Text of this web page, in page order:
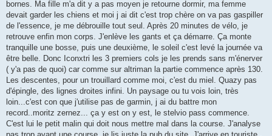
bornes. Ma fille m'a dit y a pas moyen je retourne dormir, ma femme
devait garder les chiens et moi j ai dit c'est trop chère on va pas gaspiller
de l'essence, je me débrouille tout seul. Après 20 minutes de vélo, je
retrouve enfin mon corps. J'enlève les gants et ça démarre. Ça monte
tranquille une bosse, puis une deuxième, le soleil c'est levé la journée va
être belle. Donc Iconxtri les 3 premiers cols je les prends sans m'énerver
( y'a pas de quoi) car comme sur altriman la partie commence après 130.
Les descentes, pour un trouillard comme moi, c'est du miel. Quazy pas
d'épingle, des lignes droites infini. Un paysage ou tu vois loin, très
loin...c'est con que j'utilise pas de garmin, j ai du battre mon
record..moritz zernez... ça y est on y est, le stelvio pass commence.
C'est lui le petit malin qui doit nous mettre mal dans la course. J'analyse